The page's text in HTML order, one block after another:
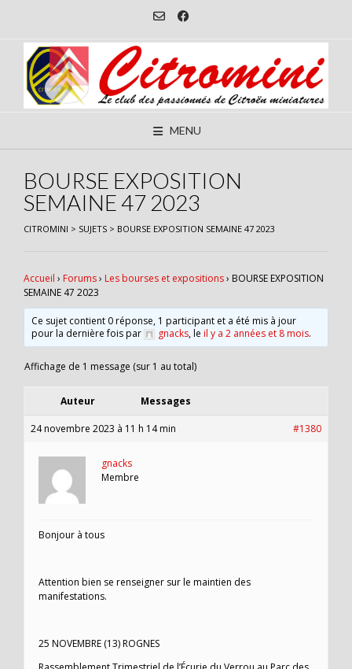
content
MENU
BOURSE EXPOSITION
SEMAINE 47 2023
CITROMINI > SUJETS > BOURSE EXPOSITION SEMAINE 47 2023
Accueil › Forums› Les bourses et expositions› BOURSE EXPOSITION
SEMAINE 47 2023
Ce sujet contient 0 réponse, 1 participant et a été mis à jour
pour la dernière fois par
gnacks, leil y a 2 années et 8 mois.
Affichage de 1 message (sur 1 au total)
Auteur Messages
24 novembre 2023 à 11 h 14 min #1380
gnacks
Membre
Bonjour à tous
Attention bien se renseigner sur le maintien des
manifestations.
25 NOVEMBRE (13) ROGNES